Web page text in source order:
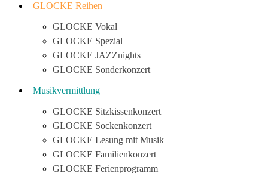
GLOCKE Reihen
GLOCKE Vokal
GLOCKE Spezial
GLOCKE JAZZnights
GLOCKE Sonderkonzert
Musikvermittlung
GLOCKE Sitzkissenkonzert
GLOCKE Sockenkonzert
GLOCKE Lesung mit Musik
GLOCKE Familienkonzert
GLOCKE Ferienprogramm